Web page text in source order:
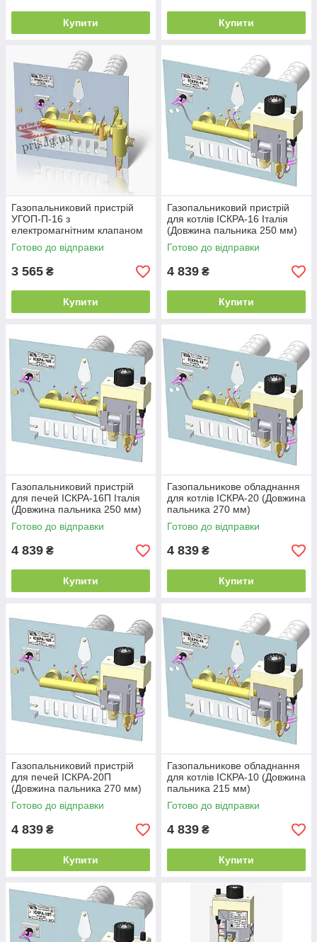
Купити Купити
Газопальниковий пристрій
УГОП-П-16 з
електромагнітним клапаном
(Довжина пальника 250 мм)
Готово до відправки
3 565 ₴
Купити
Газопальниковий пристрій
для котлів ІСКРА-16 Італія
(Довжина пальника 250 мм)
Готово до відправки
4 839 ₴
Купити
Газопальниковий пристрій
для печей ІСКРА-16П Італія
(Довжина пальника 250 мм)
Готово до відправки
4 839 ₴
Купити
Газопальникове обладнання
для котлів ІСКРА-20 (Довжина
пальника 270 мм)
Готово до відправки
4 839 ₴
Купити
Газопальниковий пристрій
для печей ІСКРА-20П
(Довжина пальника 270 мм)
Готово до відправки
4 839 ₴
Купити
Газопальникове обладнання
для котлів ІСКРА-10 (Довжина
пальника 215 мм)
Готово до відправки
4 839 ₴
Купити